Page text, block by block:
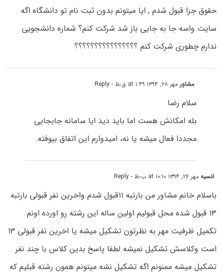
حقوق جزا قبول شدم , ایا میتونم بدون ثبت نام تو دانشگاه اگه
سایت واسه جا به جایی باز شد شرکت کنم؟ شماره دانشجویی
ندارم چطوری شرکت کنم ؟؟؟؟؟؟؟؟؟؟؟؟؟؟؟؟
مشاورمهر ۲۸, ۱۳۹۴ at ۱:۴۹ ق٫ظ - Reply
سلام رضا
بله امکانش هست اما باید دید ایا سامانه جابجایی
مجددا فعال میشه یا نه، امیدوارم این اتفاق بیوفته.
انسیهمهر ۲۶, ۱۳۹۴ at ۱۰:۱۰ ب٫ظ - Reply
باسلام خانم مشاور من بارتبه ۱۱قبول شدم واخرین نفر قبولی بارتبه
۱۳ قبول شده محل قبولیم اولین ساله این رشته رو اورده اونم
تکمیل ظرفیت مهر به نظرتون تشکیل میشه یا اخرین نفر قبولی ۱۳
است وکلاسش تشکیل نمیشه لطفا پاسخ بدین کلاس با چند نفر
تشکیل میشه ممنونم اگه تشکیل نشه میتونم همون رشته قبلیم که